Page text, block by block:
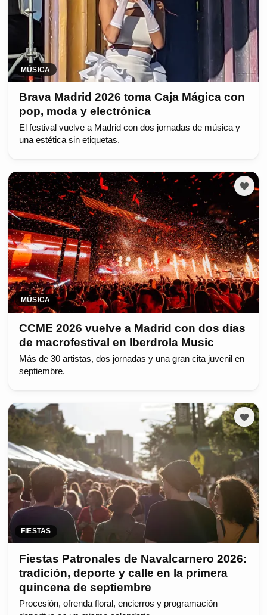
MÚSICA
Brava Madrid 2026 toma Caja Mágica con
pop, moda y electrónica
El festival vuelve a Madrid con dos jornadas de música y
una estética sin etiquetas.
MÚSICA
CCME 2026 vuelve a Madrid con dos días
de macrofestival en Iberdrola Music
Más de 30 artistas, dos jornadas y una gran cita juvenil en
septiembre.
FIESTAS
Fiestas Patronales de Navalcarnero 2026:
tradición, deporte y calle en la primera
quincena de septiembre
Procesión, ofrenda floral, encierros y programación